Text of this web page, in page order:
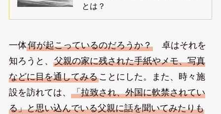
とは？
一体何が起こっているのだろうか？卓はそれを
知ろうと、 父親の家に残された手紙やメモ、写真
などに目を通してみることにした。また、時々施
設を訪れては、 「拉致され、外国に軟禁されてい
る」と思い込んでいる父親に話を聞いてみたりも